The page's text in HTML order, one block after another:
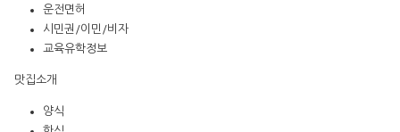
운전면허
시민권/이민/비자
교육유학정보
맛집소개
양식